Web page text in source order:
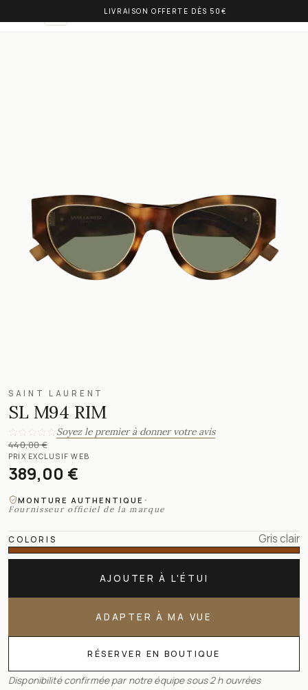
LIVRAISON OFFERTE DÈS 50€
OLIVIA BALM
SAINT LAURENT
SL M94 RIM
Soyez le premier à donner votre avis
440,00 €
PRIX EXCLUSIF WEB
389,00 €
MONTURE AUTHENTIQUE ·
Fournisseur officiel de la marque
COLORIS Gris clair
AJOUTER À L'ÉTUI
ADAPTER À MA VUE
RÉSERVER EN BOUTIQUE
Disponibilité confirmée par notre équipe sous 2 h ouvrées